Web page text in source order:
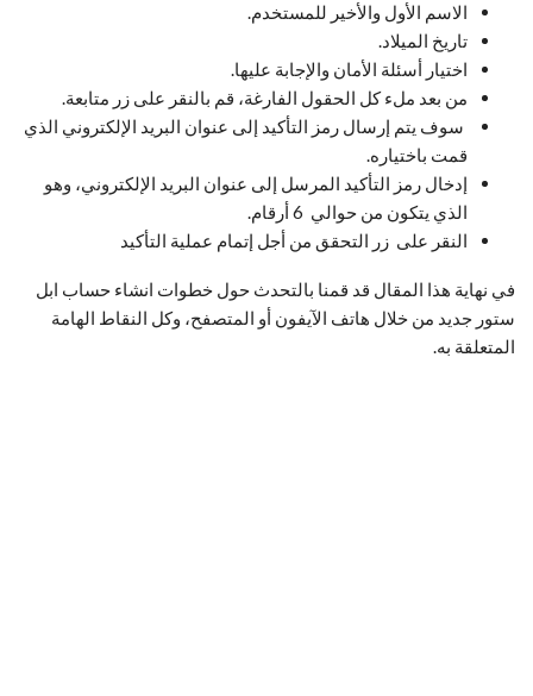
الاسم الأول والأخير للمستخدم.
تاريخ الميلاد.
اختيار أسئلة الأمان والإجابة عليها.
من بعد ملء كل الحقول الفارغة، قم بالنقر على زر متابعة.
سوف يتم إرسال رمز التأكيد إلى عنوان البريد الإلكتروني الذي
قمت باختياره.
إدخال رمز التأكيد المرسل إلى عنوان البريد الإلكتروني، وهو
الذي يتكون من حوالي 6 أرقام.
النقر على زر التحقق من أجل إتمام عملية التأكيد
في نهاية هذا المقال قد قمنا بالتحدث حول خطوات انشاء حساب ابل
ستور جديد من خلال هاتف الآيفون أو المتصفح، وكل النقاط الهامة
المتعلقة به.